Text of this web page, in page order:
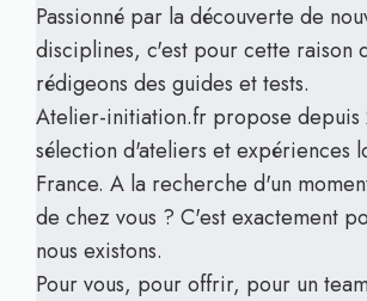
Passionné par la découverte de
disciplines, c'est pour cette raison
rédigeons des guides et tests.
Atelier-initiation.fr propose depuis
sélection d'ateliers et expériences
France. A la recherche d'un
de chez vous ? C'est exactement
nous existons.
Pour vous, pour offrir, pour un